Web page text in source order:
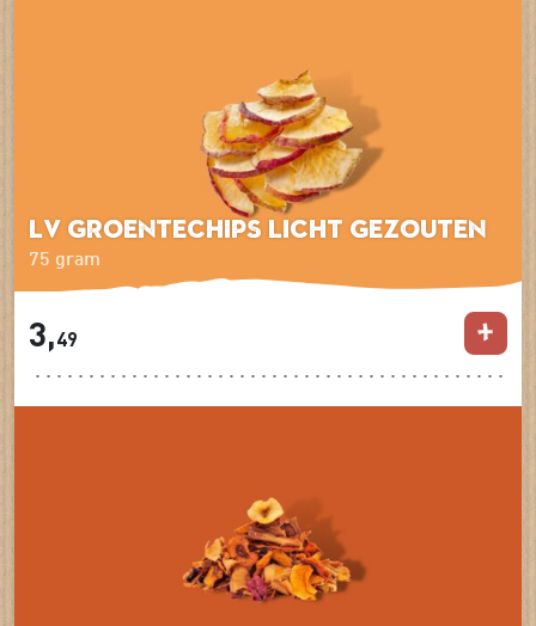
75 gram
LV Groentechips Licht gezouten
3,49